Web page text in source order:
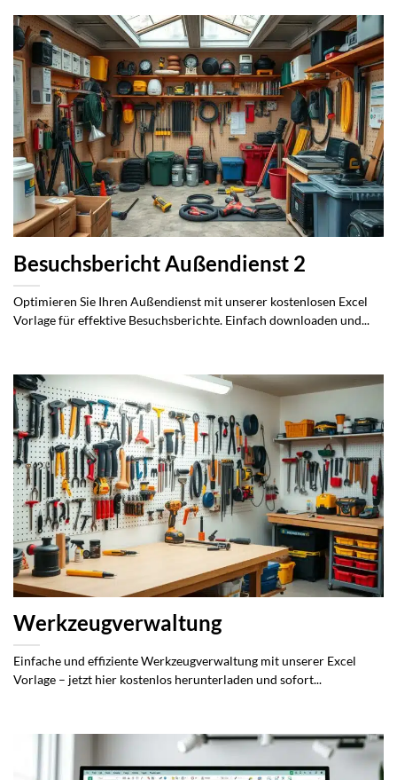
Besuchsbericht Außendienst 2
Optimieren Sie Ihren Außendienst mit unserer kostenlosen Excel
Vorlage für effektive Besuchsberichte. Einfach downloaden und...
Werkzeugverwaltung
Einfache und effiziente Werkzeugverwaltung mit unserer Excel
Vorlage – jetzt hier kostenlos herunterladen und sofort...